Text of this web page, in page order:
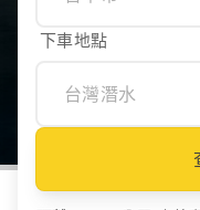
下車地點